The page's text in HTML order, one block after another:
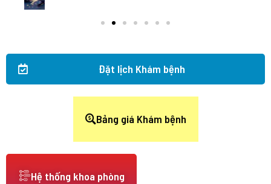
Đặt lịch Khám bệnh
Bảng giá Khám bệnh
Hệ thống khoa phòng